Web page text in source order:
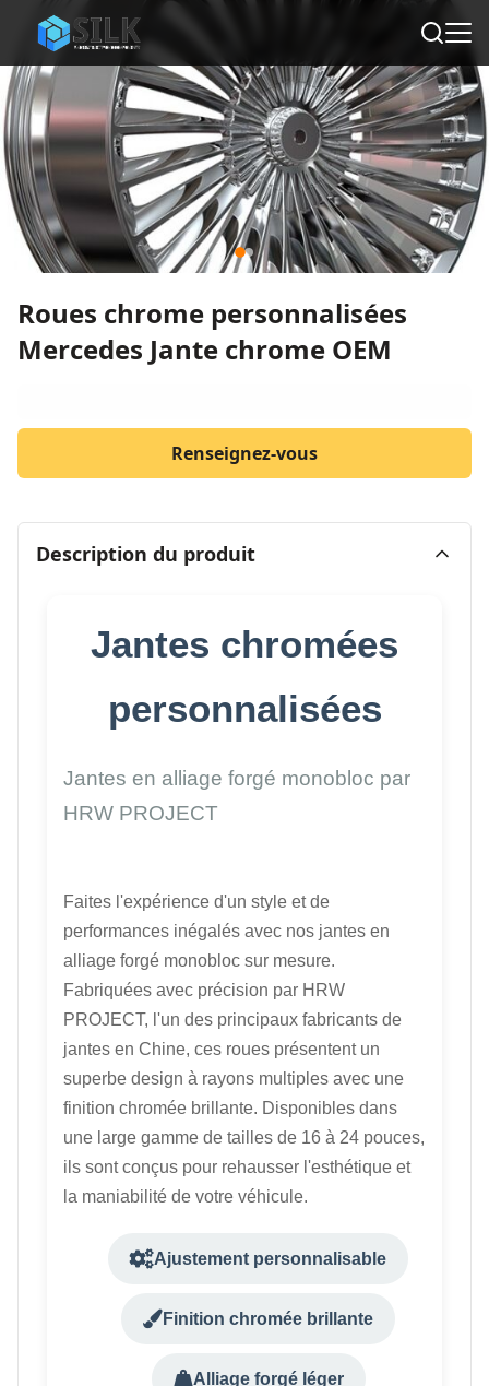
Roues chrome personnalisées
Mercedes Jante chrome OEM
Renseignez-vous
Description du produit
Jantes chromées
personnalisées
Jantes en alliage forgé monobloc par
HRW PROJECT
Faites l'expérience d'un style et de
performances inégalés avec nos jantes en
alliage forgé monobloc sur mesure.
Fabriquées avec précision par HRW
PROJECT, l'un des principaux fabricants de
jantes en Chine, ces roues présentent un
superbe design à rayons multiples avec une
finition chromée brillante. Disponibles dans
une large gamme de tailles de 16 à 24 pouces,
ils sont conçus pour rehausser l'esthétique et
la maniabilité de votre véhicule.
Ajustement personnalisable
Finition chromée brillante
Alliage forgé léger